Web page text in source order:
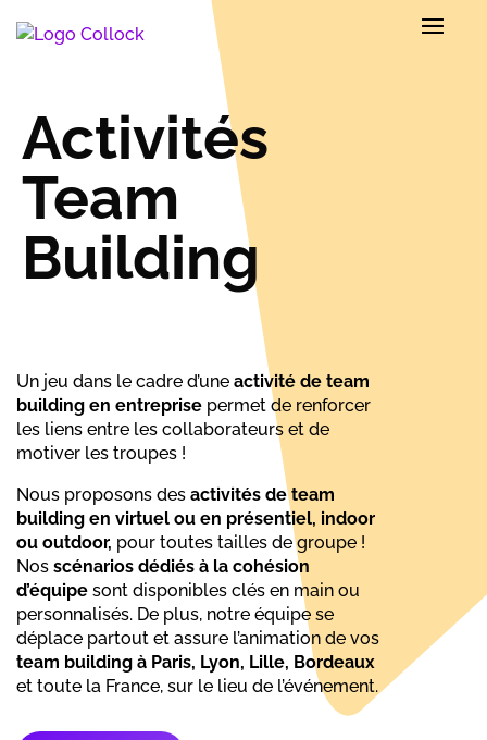
Activités
Team
Building
Un jeu dans le cadre d’une activité de team
building en entreprise permet de renforcer
les liens entre les collaborateurs et de
motiver les troupes !
Nous proposons des activités de team
building en virtuel ou en présentiel, indoor
ou outdoor, pour toutes tailles de groupe !
Nos scénarios dédiés à la cohésion
d’équipe sont disponibles clés en main ou
personnalisés. De plus, notre équipe se
déplace partout et assure l’animation de vos
team building à Paris, Lyon, Lille, Bordeaux
et toute la France, sur le lieu de l’événement.